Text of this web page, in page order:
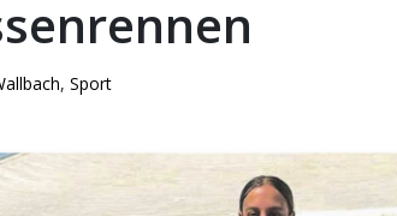
, Sport